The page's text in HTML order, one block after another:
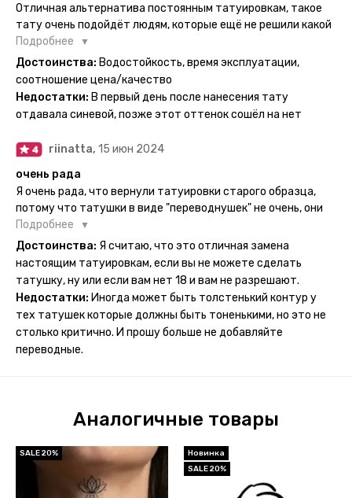
Отличная альтернатива постоянным татуировкам, такое
тату очень подойдёт людям, которые ещё не решили какой
эскиз им подойдёт на всю жизнь - продукт еверинк
держится на теле до 2 недель - после нанесения не нужно
бояться мочить такие тату, вода их так просто не смоет. К
рисункам прикладывается инструкция, но я предпочла
другой способ нанесения - оставила наклейку на теле на
ночь, чтобы точно перестраховаться - на утро эффект
сразу же проявился. На неподвижных частях тела тату
носится дольше, поэтому нужно обдуманно выбирать куда
её стоит наносить. Когда рисунок начнёт стираться -
водой спокойно можно убрать оставшийся контур.
Подробнее
Достоинства: Водостойкость, время эксплуатации,
соотношение цена/качество
Недостатки: В первый день после нанесения тату
отдавала синевой, позже этот оттенок сошёл на нет
riinatta, 15 июн 2024
очень рада
Я очень рада, что вернули татуировки старого образца,
потому что татушки в виде "переводнушек" не очень, они
просто не "усиживались", не те темнели, а после душа
вообще слазили, вот недавно сделала фризби дог и он
через сутки проявился и все ещё держится!! ну а 4 звезды
потому что у меня ещё очень много переводных
татуировок(
Подробнее
Достоинства: Я считаю, что это отличная замена
настоящим татуировкам, если вы не можете сделать
татушку, ну или если вам нет 18 и вам не разрешают.
Недостатки: Иногда может быть толстенький контур у
тех татушек которые должны быть тоненькими, но это не
столько критично. И прошу больше не добавляйте
переводные.
Аналогичные товары
SALE 20%
Новинка
SALE 20%